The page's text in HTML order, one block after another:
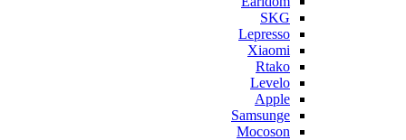
SKG
Lepresso
Xiaomi
Rtako
Levelo
Apple
Samsunge
Mocoson